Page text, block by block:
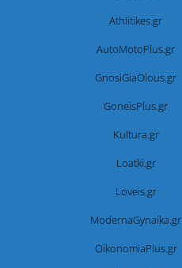
Athlitikes.gr
AutoMotoPlus.gr
GnosiGiaOlous.gr
GoneisPlus.gr
Kultura.gr
Loatki.gr
Loveis.gr
ModernaGynaika.gr
OikonomiaPlus.gr